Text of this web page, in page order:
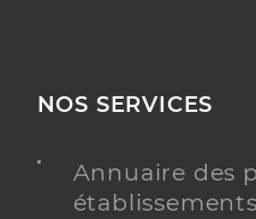
NOS SERVICES
Annuaire des